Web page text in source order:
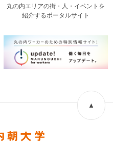
丸の内エリアの街・人・イベントを
紹介するポータルサイト
▲